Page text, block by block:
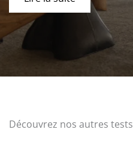
Découvrez nos autres tests